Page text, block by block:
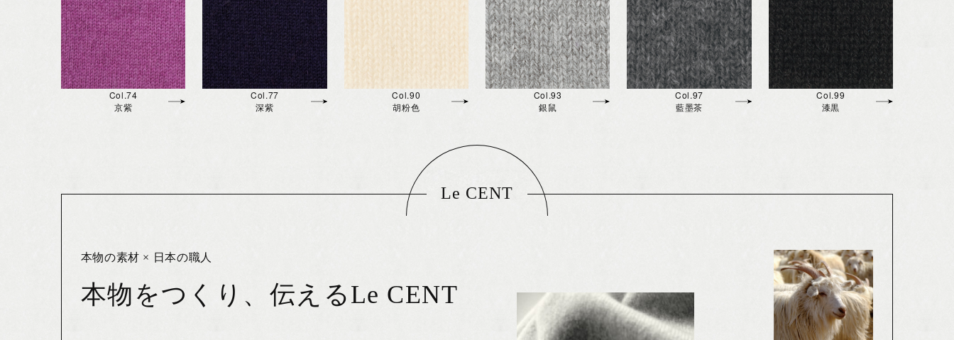
Col.74
京紫
Col.77
深紫
Col.90
胡粉色
Col.93
銀鼠
Col.97
藍墨茶
Col.99
漆黒
Le CENT
本物の素材 × 日本の職人
本物をつくり、伝えるLe CENT